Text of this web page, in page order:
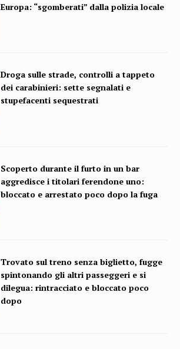
Europa: “sgomberati” dalla polizia locale
Droga sulle strade, controlli a tappeto
dei carabinieri: sette segnalati e
stupefacenti sequestrati
Scoperto durante il furto in un bar
aggredisce i titolari ferendone uno:
bloccato e arrestato poco dopo la fuga
Trovato sul treno senza biglietto, fugge
spintonando gli altri passeggeri e si
dilegua: rintracciato e bloccato poco
dopo